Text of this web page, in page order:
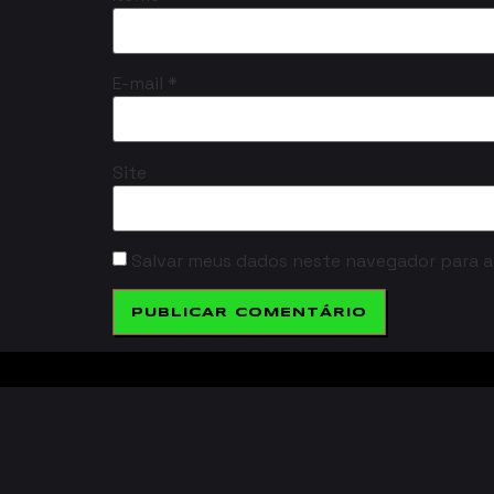
E-mail *
Site
Salvar meus dados neste navegador para